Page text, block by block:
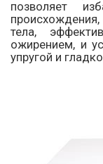
позволяет
тела,
ожирением, и
упругой и